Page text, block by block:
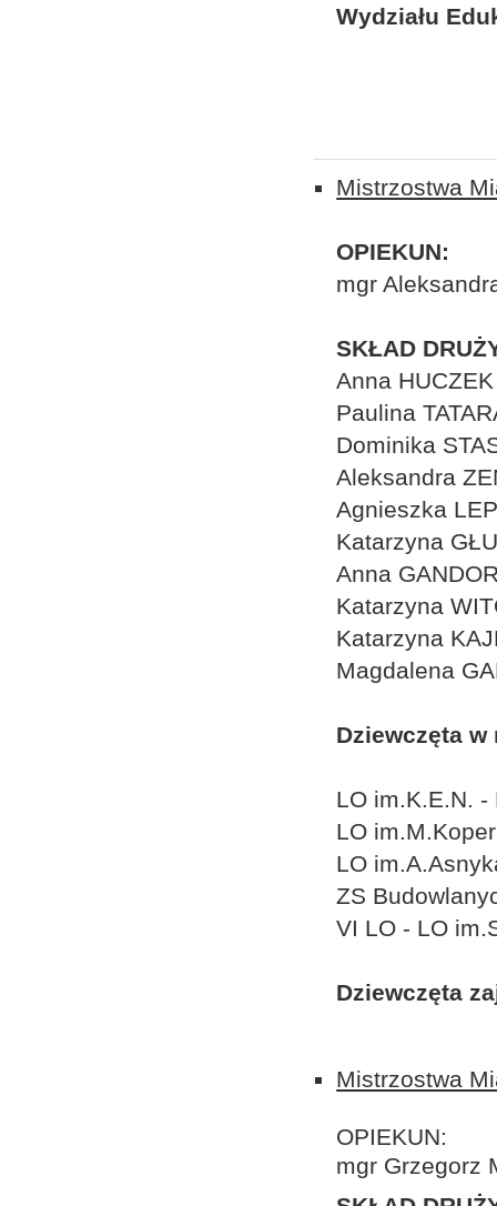
Wydziału
Mistrzostwa
OPIEKUN:
mgr
SKŁAD
Anna HUCZEK
Paulina
Dominika
Aleksandra
Agnieszka
Katarzyna
Anna
Katarzyna
Katarzyna
Magdalena
Dziewczęta w
LO im.K.E.N.
LO
LO
ZS
VI LO - LO
Dziewczęta
Mistrzostwa
OPIEKUN:
mgr Grzegorz